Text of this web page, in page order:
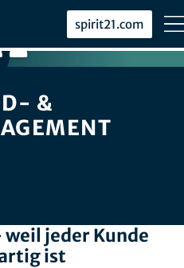
spirit21.com
&
jeder Kunde
ist